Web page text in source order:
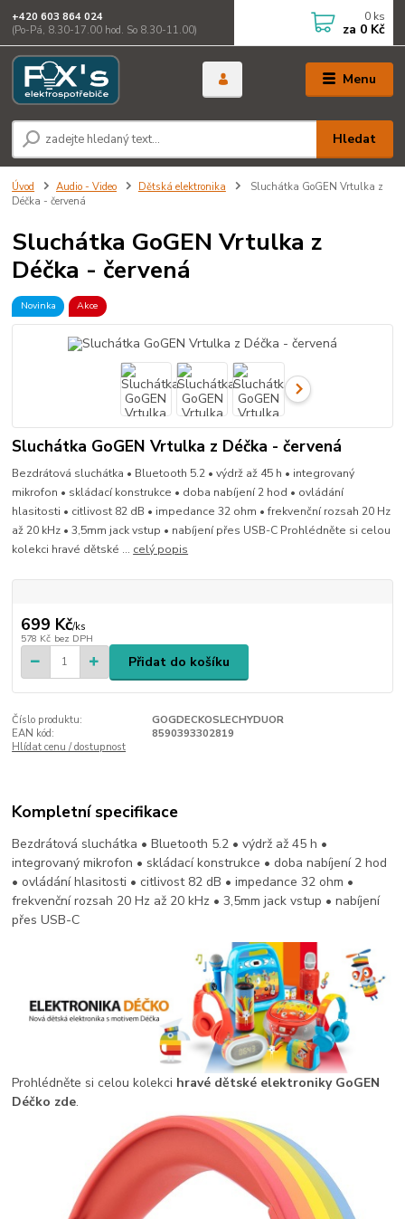
Menu
Hledat
+420 603 864 024
(Po-Pá, 8.30-17.00 hod. So 8.30-11.00)
0 ks
za 0 Kč
Úvod Audio - Video Dětská elektronika
Sluchátka GoGEN Vrtulka z
Déčka - červená
Sluchátka GoGEN Vrtulka z
Déčka - červená
Novinka Akce
Sluchátka GoGEN Vrtulka z Déčka - červená
Bezdrátová sluchátka • Bluetooth 5.2 • výdrž až 45 h • integrovaný
mikrofon • skládací konstrukce • doba nabíjení 2 hod • ovládání
hlasitosti • citlivost 82 dB • impedance 32 ohm • frekvenční rozsah 20 Hz
až 20 kHz • 3,5mm jack vstup • nabíjení přes USB-C Prohlédněte si celou
kolekci hravé dětské ... celý popis
699 Kč/ks
578 Kč bez DPH
Přidat do košíku
Číslo produktu:
GOGDECKOSLECHYDUOR
EAN kód:
8590393302819
Hlídat cenu / dostupnost
Kompletní specifikace
Bezdrátová sluchátka • Bluetooth 5.2 • výdrž až 45 h •
integrovaný mikrofon • skládací konstrukce • doba nabíjení 2 hod
• ovládání hlasitosti • citlivost 82 dB • impedance 32 ohm •
frekvenční rozsah 20 Hz až 20 kHz • 3,5mm jack vstup • nabíjení
přes USB-C
Prohlédněte si celou kolekci hravé dětské elektroniky GoGEN
Déčko zde.